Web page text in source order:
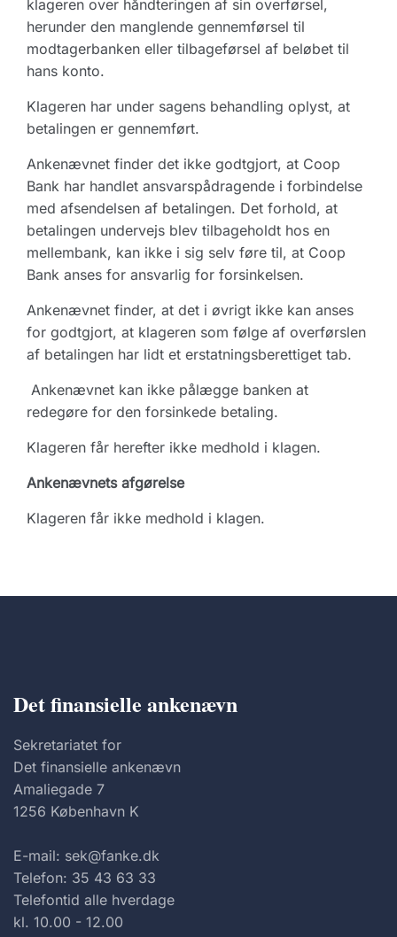
klageren over håndteringen af sin overførsel,
herunder den manglende gennemførsel til
modtagerbanken eller tilbageførsel af beløbet til
hans konto.
Klageren har under sagens behandling oplyst, at
betalingen er gennemført.
Ankenævnet finder det ikke godtgjort, at Coop
Bank har handlet ansvarspådragende i forbindelse
med afsendelsen af betalingen. Det forhold, at
betalingen undervejs blev tilbageholdt hos en
mellembank, kan ikke i sig selv føre til, at Coop
Bank anses for ansvarlig for forsinkelsen.
Ankenævnet finder, at det i øvrigt ikke kan anses
for godtgjort, at klageren som følge af overførslen
af betalingen har lidt et erstatningsberettiget tab.
Ankenævnet kan ikke pålægge banken at
redegøre for den forsinkede betaling.
Klageren får herefter ikke medhold i klagen.
Ankenævnets afgørelse
Klageren får ikke medhold i klagen.
Det finansielle ankenævn
Sekretariatet for
Det finansielle ankenævn
Amaliegade 7
1256 København K
E-mail: sek@fanke.dk
Telefon: 35 43 63 33
Telefontid alle hverdage
kl. 10.00 - 12.00